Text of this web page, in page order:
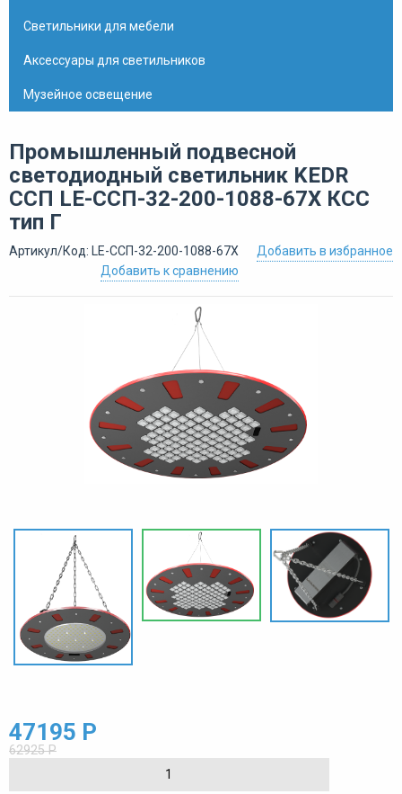
Светильники для мебели
Аксессуары для светильников
Музейное освещение
Промышленный подвесной
светодиодный светильник KEDR
ССП LE-ССП-32-200-1088-67Х КСС
тип Г
Артикул/Код: LE-ССП-32-200-1088-67Х
Добавить в избранное
Добавить к сравнению
47195 Р
62925 Р